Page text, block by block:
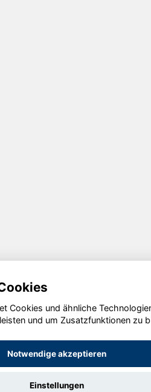
Cookies und ähnliche
und um Zusatzfunktionen zu
Notwendige akzeptieren
Einstellungen